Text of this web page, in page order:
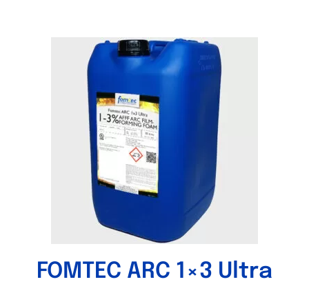
FOMTEC ARC 1×3 Ultra